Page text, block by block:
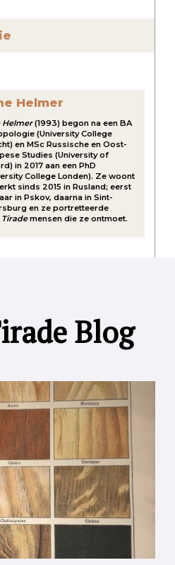
Helmer
Helmer(1993) begon na een BA
(University College
en MSc Russische en Oost-
Studies (University of
in 2017 aan een PhD
College Londen). Ze woont
sinds 2015 in Rusland; eerst
in Pskov, daarna in Sint-
en ze portretteerde
Tirademensen die ze ontmoet.
Blog